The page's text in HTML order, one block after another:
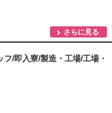
さらに見る
フ/即入寮/製造・工場/工場・